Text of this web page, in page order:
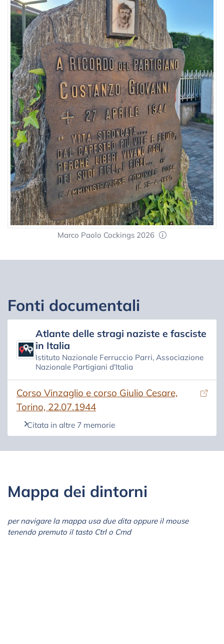
Marco Paolo Cockings 2026
Fonti documentali
Atlante delle stragi naziste e fasciste
in Italia
Istituto Nazionale Ferruccio Parri, Associazione
Nazionale Partigiani d'Italia
Corso Vinzaglio e corso Giulio Cesare,
Torino, 22.07.1944
(si apre in una nuova scheda)
Citata in altre 7 memorie
Mappa dei dintorni
per navigare la mappa usa due dita oppure il mouse
tenendo premuto il tasto Ctrl o Cmd